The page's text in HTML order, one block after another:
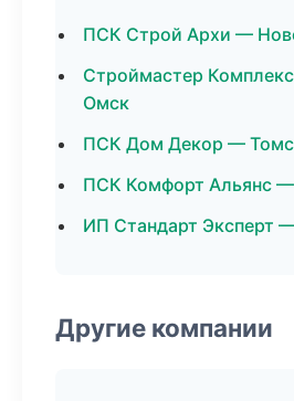
ПСК Строй Архи —
Строймастер
Омск
ПСК Дом Декор —
ПСК Комфорт Альянс
ИП Стандарт Эксперт
Другие компании